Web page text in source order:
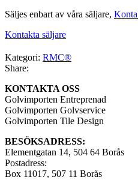
Säljes enbart av våra säljare,
Kontakta säljare
Kategori: RMC®
Share:
KONTAKTA OSS
Golvimporten Entreprenad
Golvimporten Golvservice
Golvimporten Tile Design
BESÖKSADRESS:
Elementgatan 14, 504 64 Borås
Postadress:
Box 11017, 507 11 Borås